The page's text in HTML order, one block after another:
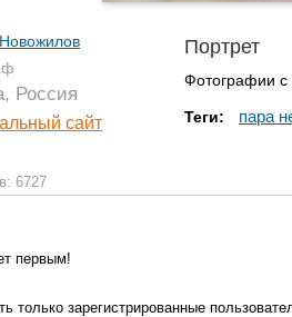
Россия
сайт
Портрет
Фотографии с
Теги: пара
6727
первым!
только зарегистрированные